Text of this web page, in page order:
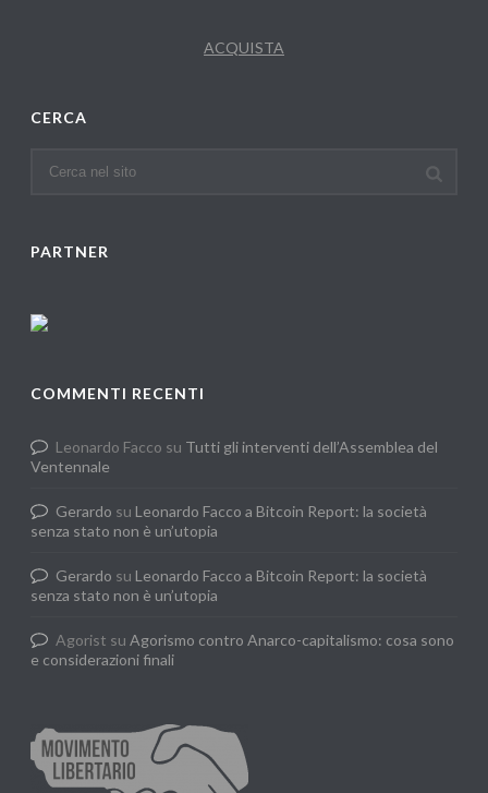
ACQUISTA
CERCA
PARTNER
COMMENTI RECENTI
Leonardo Facco su Tutti gli interventi dell’Assemblea del
Ventennale
Gerardo su Leonardo Facco a Bitcoin Report: la società
senza stato non è un’utopia
Gerardo su Leonardo Facco a Bitcoin Report: la società
senza stato non è un’utopia
Agorist suAgorismo contro Anarco-capitalismo: cosa sono
e considerazioni finali